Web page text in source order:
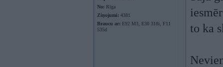
No: Rīga
Ziņojumi: 4381
Braucu ar: E92 M3, E30 318i, F11
535d
to ka